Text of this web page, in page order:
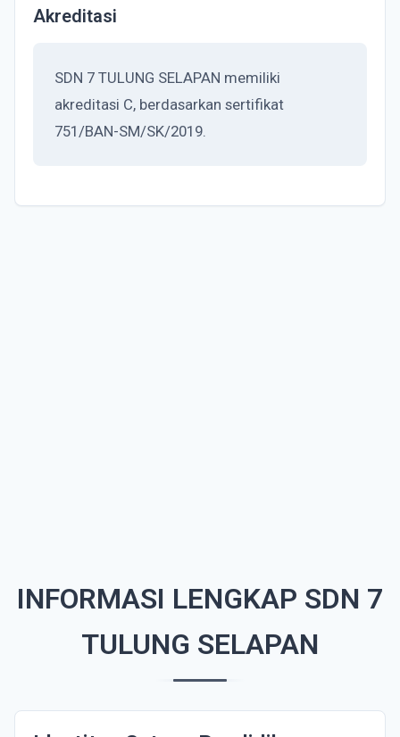
Akreditasi
SDN 7 TULUNG SELAPAN memiliki
akreditasi C, berdasarkan sertifikat
751/BAN-SM/SK/2019.
INFORMASI LENGKAP SDN 7
TULUNG SELAPAN